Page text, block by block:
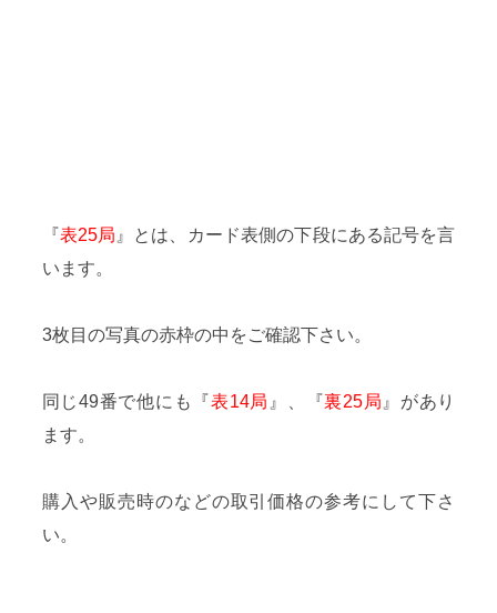
『表25局 』とは、カード表側の下段にある記号を言
います。
3枚目の写真の赤枠の中をご確認下さい。
同じ49番で他にも『表14局 』、『裏25局 』があり
ます。
購入や販売時のなどの取引価格の参考にして下さ
い。